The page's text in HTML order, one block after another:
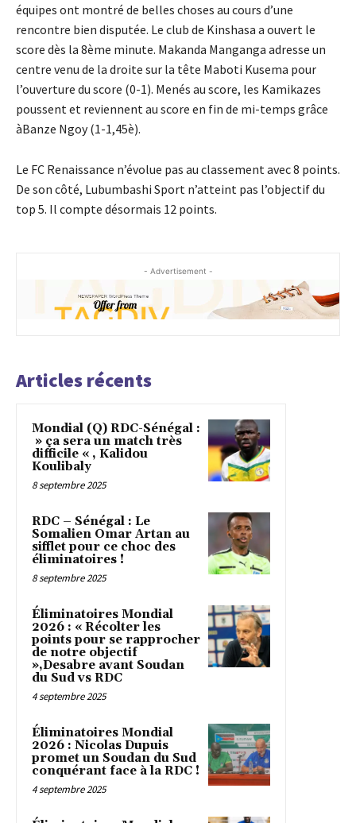
équipes ont montré de belles choses au cours d’une
rencontre bien disputée. Le club de Kinshasa a ouvert le
score dès la 8ème minute. Makanda Manganga adresse un
centre venu de la droite sur la tête Maboti Kusema pour
l’ouverture du score (0-1). Menés au score, les Kamikazes
poussent et reviennent au score en fin de mi-temps grâce
àBanze Ngoy (1-1,45è).
Le FC Renaissance n’évolue pas au classement avec 8 points.
De son côté, Lubumbashi Sport n’atteint pas l’objectif du
top 5. Il compte désormais 12 points.
- Advertisement -
Articles récents
Mondial (Q) RDC-Sénégal :
» ça sera un match très
difficile « , Kalidou
Koulibaly
8 septembre 2025
RDC – Sénégal : Le
Somalien Omar Artan au
sifflet pour ce choc des
éliminatoires !
8 septembre 2025
Éliminatoires Mondial
2026 : « Récolter les
points pour se rapprocher
de notre objectif
»,Desabre avant Soudan
du Sud vs RDC
4 septembre 2025
Éliminatoires Mondial
2026 : Nicolas Dupuis
promet un Soudan du Sud
conquérant face à la RDC !
4 septembre 2025